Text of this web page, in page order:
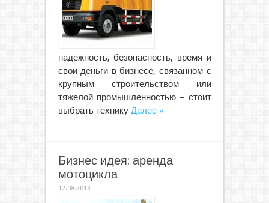
надежность, безопасность, время и
свои деньги в бизнесе, связанном с
крупным строительством или
тяжелой промышленностью – стоит
выбрать технику Далее »
Бизнес идея: аренда
мотоцикла
12.08.2013